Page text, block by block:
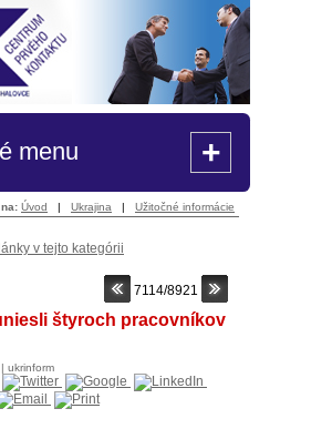
menu +
Úvod | Ukrajina | Užitočné informácie
v tejto kategórii
7114/8921
štyroch pracovníkov
| ukrinform